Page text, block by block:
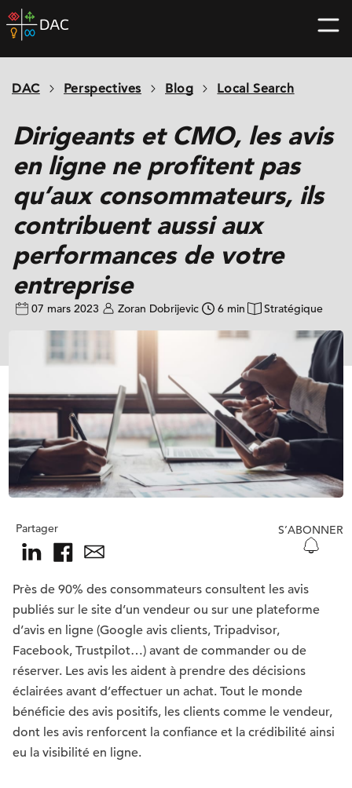
Skip
to
home
DAC Perspectives Blog Local Search
Dirigeants et CMO, les avis
en ligne ne profitent pas
qu’aux consommateurs, ils
contribuent aussi aux
performances de votre
entreprise
07 mars 2023 Zoran Dobrijevic 6 min Stratégique
Partager S’ABONNER
Près de 90% des consommateurs consultent les avis
publiés sur le site d’un vendeur ou sur une plateforme
d’avis en ligne (Google avis clients, Tripadvisor,
Facebook, Trustpilot…) avant de commander ou de
réserver. Les avis les aident à prendre des décisions
éclairées avant d’effectuer un achat. Tout le monde
bénéficie des avis positifs, les clients comme le vendeur,
dont les avis renforcent la confiance et la crédibilité ainsi
eu la visibilité en ligne.